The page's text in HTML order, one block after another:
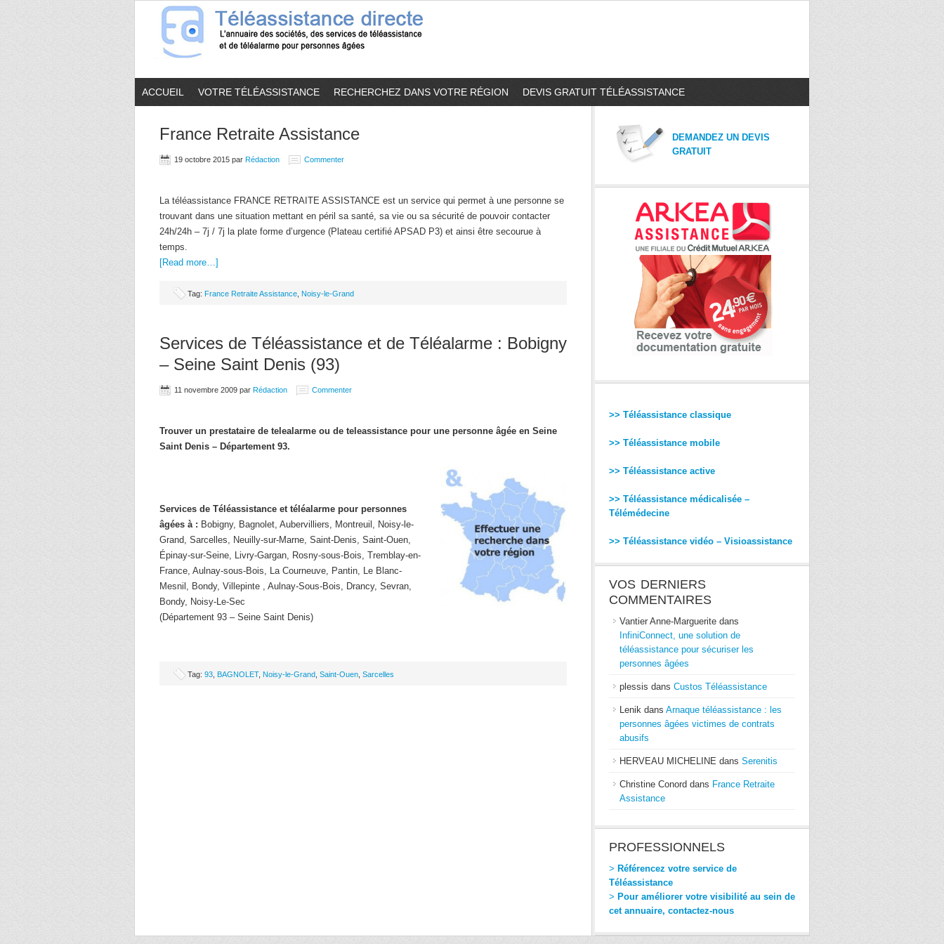
ACCUEIL VOTRE TÉLÉASSISTANCE RECHERCHEZ DANS VOTRE RÉGION DEVIS GRATUIT TÉLÉASSISTANCE
France Retraite Assistance
19 octobre 2015 par Rédaction Commenter
La téléassistance FRANCE RETRAITE ASSISTANCE est un service qui permet à une personne se
trouvant dans une situation mettant en péril sa santé, sa vie ou sa sécurité de pouvoir contacter
24h/24h – 7j / 7j la plate forme d’urgence (Plateau certifié APSAD P3) et ainsi être secourue à
temps.
[Read more…]
Tag: France Retraite Assistance Noisy-le-Grand
Services de Téléassistance et de Téléalarme : Bobigny
– Seine Saint Denis (93)
11 novembre 2009 par Rédaction Commenter
Trouver un prestataire de telealarme ou de teleassistance pour une personne âgée en Seine
Saint Denis – Département 93.
Services de Téléassistance et téléalarme pour personnes
âgées à : Bobigny, Bagnolet, Aubervilliers, Montreuil, Noisy-le-
Grand, Sarcelles, Neuilly-sur-Marne, Saint-Denis, Saint-Ouen,
Épinay-sur-Seine, Livry-Gargan, Rosny-sous-Bois, Tremblay-en-
France, Aulnay-sous-Bois, La Courneuve, Pantin, Le Blanc-
Mesnil, Bondy, Villepinte , Aulnay-Sous-Bois, Drancy, Sevran,
Bondy, Noisy-Le-Sec
(Département 93 – Seine Saint Denis)
Tag: 93 BAGNOLET, Noisy-le-Grand Saint-Ouen Sarcelles
DEMANDEZ UN DEVIS
GRATUIT
>> Téléassistance classique
>> Téléassistance mobile
>> Téléassistance active
>> Téléassistance médicalisée –
Télémédecine
>> Téléassistance vidéo – Visioassistance
VOS DERNIERS
COMMENTAIRES
Vantier Anne-Marguerite dans
InfiniConnect, une solution de
téléassistance pour sécuriser les
personnes âgées
plessis dans Custos Téléassistance
Lenik dans Arnaque téléassistance : les
personnes âgées victimes de contrats
abusifs
HERVEAU MICHELINE dans Serenitis
Christine Conord dans France Retraite
Assistance
PROFESSIONNELS
> Référencez votre service de
Téléassistance
> Pour améliorer votre visibilité au sein de
cet annuaire, contactez-nous